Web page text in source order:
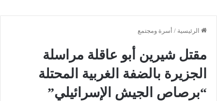
الرئيسية / أسرة ومجتمع
مقتل شيرين أبو عاقلة مراسلة
الجزيرة بالضفة الغربية المحتلة
“برصاص الجيش الإسرائيلي”